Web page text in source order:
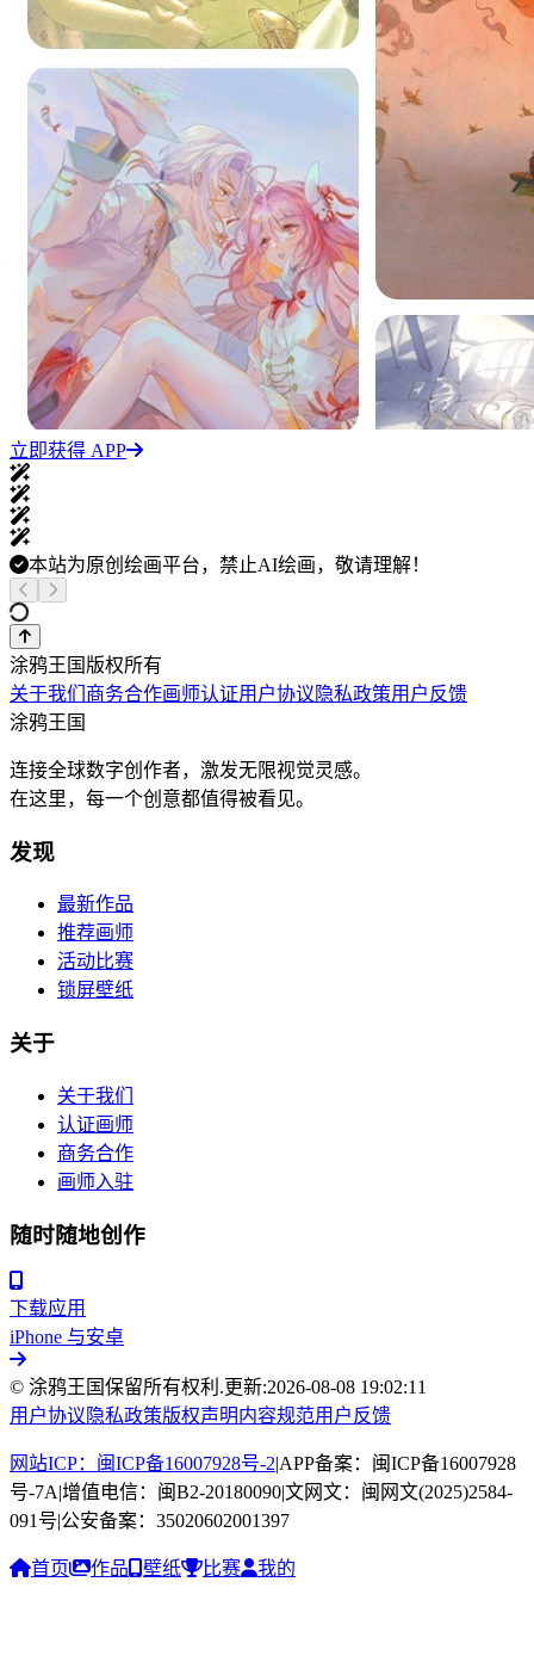
立即获得 APP
本站为原创绘画平台，禁止AI绘画，敬请理解！
涂鸦王国版权所有
关于我们 商务合作画师认证用户协议 隐私政策用户反馈
涂鸦王国
连接全球数字创作者，激发无限视觉灵感。
在这里，每一个创意都值得被看见。
发现
最新作品
推荐画师
活动比赛
锁屏壁纸
关于
关于我们
认证画师
商务合作
画师入驻
随时随地创作
下载应用
iPhone 与安卓
© 涂鸦王国保留所有权利.更新:2026-08-08 19:02:11
用户协议 隐私政策版权声明内容规范用户反馈
网站ICP：闽ICP备16007928号-2|APP备案：闽ICP备16007928
号-7A|增值电信：闽B2-20180090|文网文：闽网文(2025)2584-
091号|公安备案：35020602001397
首页 作品 壁纸 比赛 我的